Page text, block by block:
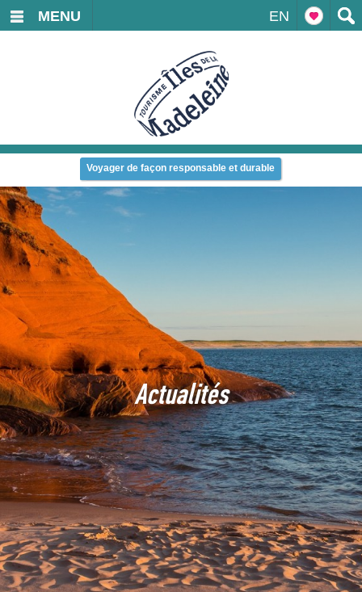
EN
MENU
Voyager de façon responsable et durable
Actualités